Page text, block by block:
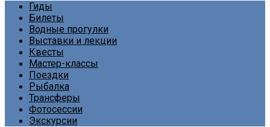
Гиды
Билеты
Водные прогулки
Выставки и лекции
Квесты
Мастер-классы
Поездки
Рыбалка
Трансферы
Фотосессии
Экскурсии